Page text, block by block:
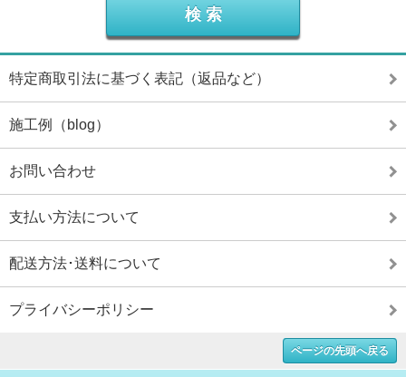
特定商取引法に基づく表記（返品など）
施工例（blog）
お問い合わせ
支払い方法について
配送方法･送料について
プライバシーポリシー
ページの先頭へ戻る